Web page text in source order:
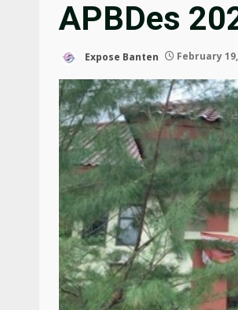
APBDes
Expose Banten February